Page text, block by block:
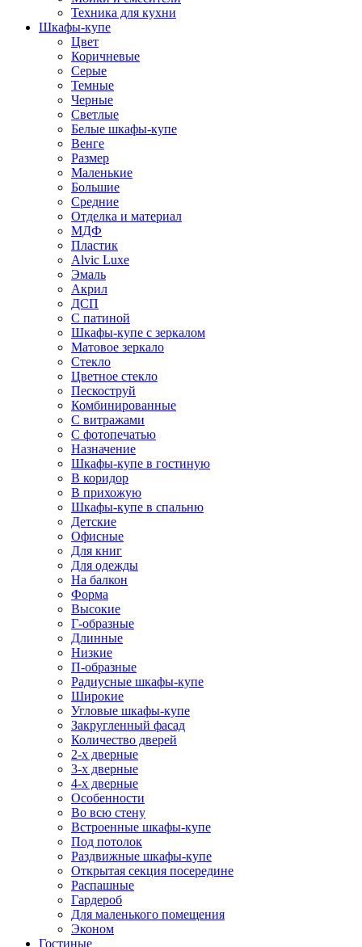
Техника для кухни
Шкафы-купе
Цвет
Коричневые
Серые
Темные
Черные
Светлые
Белые шкафы-купе
Венге
Размер
Маленькие
Большие
Средние
Отделка и материал
МДФ
Пластик
Alvic Luxe
Эмаль
Акрил
ДСП
С патиной
Шкафы-купе с зеркалом
Матовое зеркало
Стекло
Цветное стекло
Пескоструй
Комбинированные
С витражами
С фотопечатью
Назначение
Шкафы-купе в гостиную
В коридор
В прихожую
Шкафы-купе в спальню
Детские
Офисные
Для книг
Для одежды
На балкон
Форма
Высокие
Г-образные
Длинные
Низкие
П-образные
Радиусные шкафы-купе
Широкие
Угловые шкафы-купе
Закругленный фасад
Количество дверей
2-х дверные
3-х дверные
4-х дверные
Особенности
Во всю стену
Встроенные шкафы-купе
Под потолок
Раздвижные шкафы-купе
Открытая секция посередине
Распашные
Гардероб
Для маленького помещения
Эконом
Гостиные